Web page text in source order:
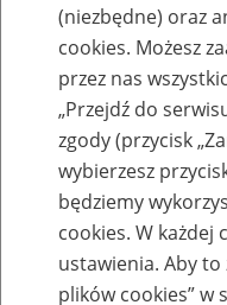
Szkolenia
Zaproś ZUS do
(niezbędne) oraz
cookies. Możesz
przez nas
„Przejdź do
zgody (przycisk
wybierzesz
będziemy
cookies. W każdej
ustawienia. Aby
plików cookies” w